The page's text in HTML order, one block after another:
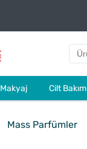
Makyaj Cilt Bakım
Mass Parfümler